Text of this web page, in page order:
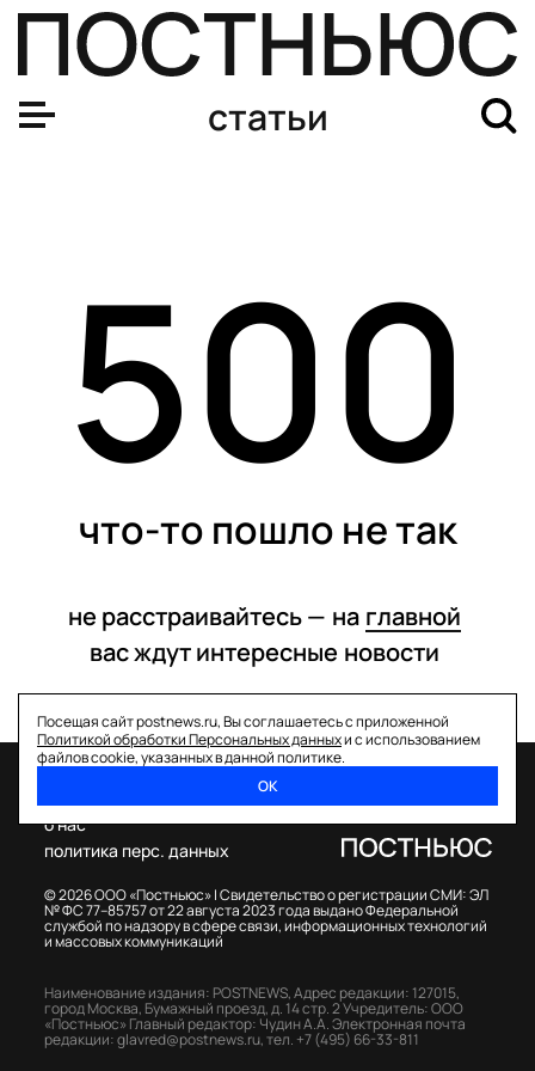
статьи
500
что-то пошло не так
не расстраивайтесь — на главной
вас ждут интересные новости
Посещая сайт postnews.ru, Вы соглашаетесь с приложенной
Политикой обработки Персональных данныхи с использованием
файлов cookie, указанных в данной политике.
ОК
© 2026 ООО «Постньюс» |Свидетельство о регистрации СМИ: ЭЛ
№ ФС 77–85757 от 22 августа 2023 года выдано Федеральной
службой по надзору в сфере связи, информационных технологий
и массовых коммуникаций
о нас
политика перс. данных
Наименование издания: POSTNEWS,Адрес редакции: 127015,
город Москва, Бумажный проезд, д. 14 стр. 2Учредитель: ООО
«Постньюс» Главный редактор: Чудин А.А.Электронная почта
редакции:glavred@postnews.ru,тел. +7 (495) 66-33-811